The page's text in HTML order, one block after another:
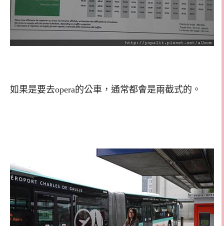
如果是要去opera的公車，通常都會是兩截式的。